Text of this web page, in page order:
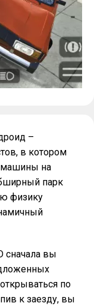
–
в котором
машины на
парк
физику
сначала вы
по
к заезду, вы